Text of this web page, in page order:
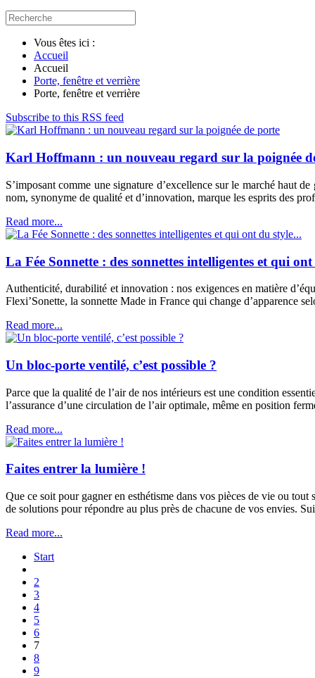
Vous êtes ici :
Accueil
Accueil
Porte, fenêtre et verrière
Porte, fenêtre et verrière
Subscribe to this RSS feed
Karl Hoffmann : un nouveau regard sur la poignée
S’imposant comme une signature d’excellence sur le marché haut
nom, synonyme de qualité et d’innovation, marque les esprits des
Read more...
La Fée Sonnette : des sonnettes intelligentes et qui
Authenticité, durabilité et innovation : nos exigences en matière
Flexi’Sonette, la sonnette Made in France qui change d’apparence
Read more...
Un bloc-porte ventilé, c’est possible ?
Parce que la qualité de l’air de nos intérieurs est une condition
l’assurance d’une circulation de l’air optimale, même en position
Read more...
Faites entrer la lumière !
Que ce soit pour gagner en esthétisme dans vos pièces de vie ou
de solutions pour répondre au plus près de chacune de vos envies.
Read more...
Start
2
3
4
5
6
7
8
9